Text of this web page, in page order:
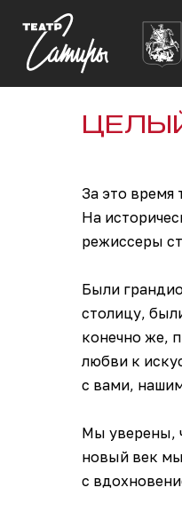
За это время
На
режиссеры
Были
столицу,
конечно же,
любви к
с вами,
Мы уверены,
новый век
с